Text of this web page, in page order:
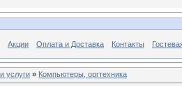
Акции Оплата и Доставка Контакты
услуги » Компьютеры, оргтехника